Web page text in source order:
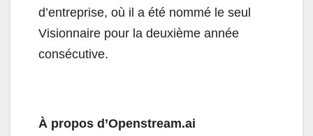
d’entreprise, où il a été nommé le seul
Visionnaire pour la deuxième année
consécutive.
À propos d’Openstream.ai